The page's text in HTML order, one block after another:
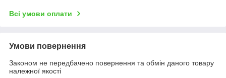
Всі умови оплати
Умови повернення
Законом не передбачено повернення та обмін даного товару
належної якості